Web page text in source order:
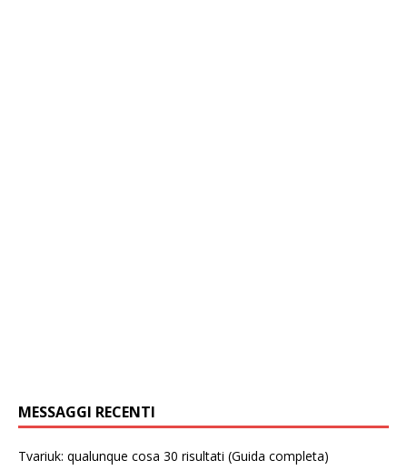
MESSAGGI RECENTI
Tvariuk: qualunque cosa 30 risultati (Guida completa)